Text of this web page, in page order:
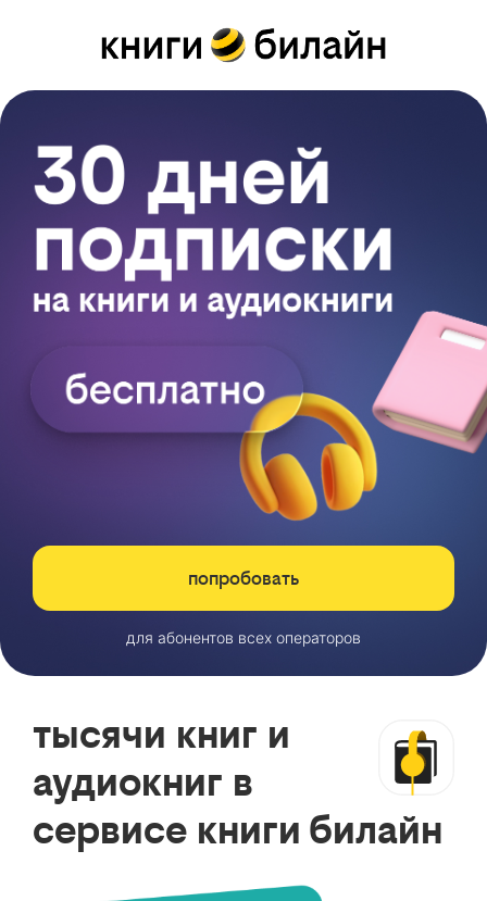
попробовать
для абонентов всех операторов
тысячи книг и
аудиокниг в
сервисе книги билайн